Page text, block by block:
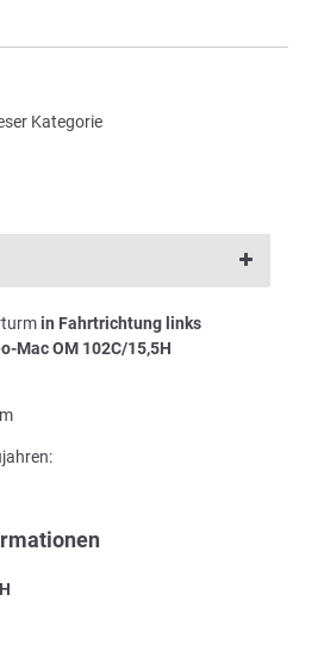
Kategorie
in Fahrtrichtung links
Mac OM 102C/15,5H